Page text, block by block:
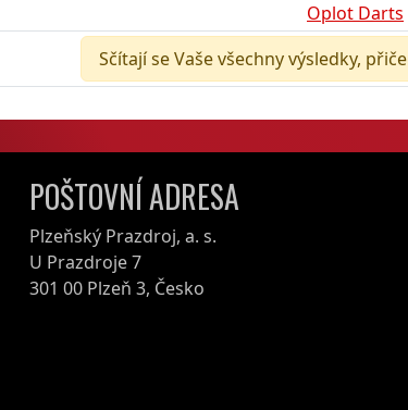
Oplot Darts
Sčítají se Vaše všechny výsledky,
POŠTOVNÍ ADRESA
Plzeňský Prazdroj, a. s.
U Prazdroje 7
301 00 Plzeň 3, Česko